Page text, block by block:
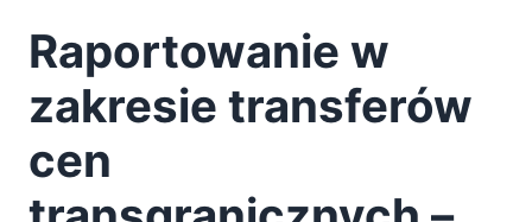
Raportowanie w
zakresie transferów
cen